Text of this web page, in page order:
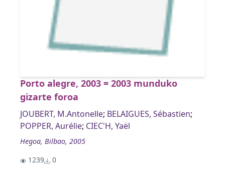
Porto alegre, 2003 = 2003 munduko
gizarte foroa
JOUBERT, M.Antonelle; BELAIGUES, Sébastien;
POPPER, Aurélie; CIEC'H, Yaël
Hegoa, Bilbao, 2005
1239
0